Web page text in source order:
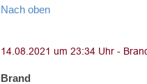
Nach oben
Brand